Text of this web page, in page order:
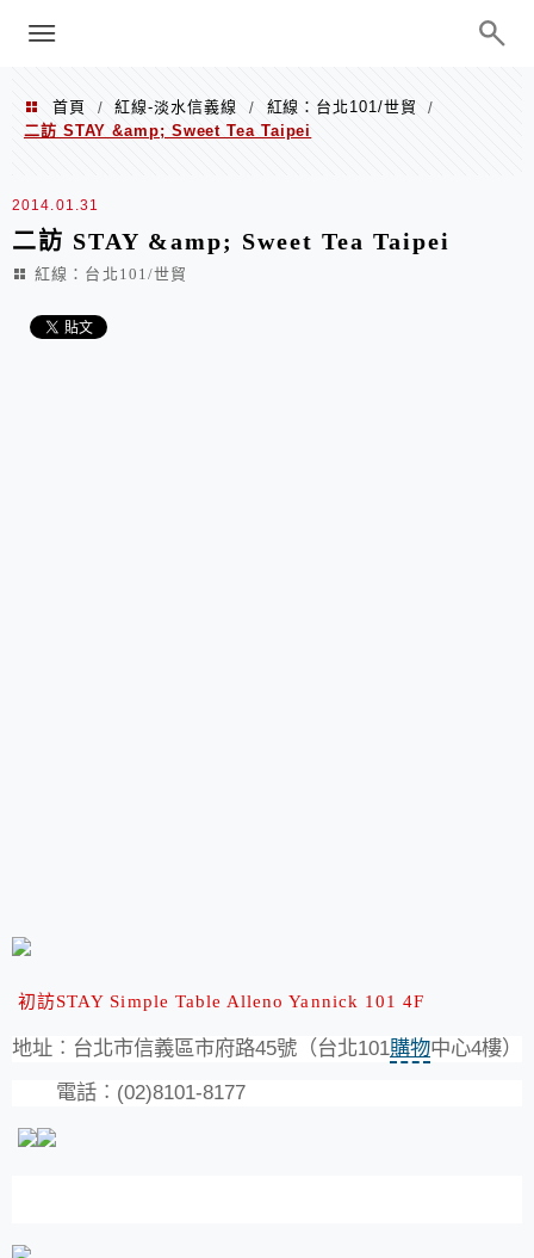
巧、世界走透透
menu
首頁 / 紅線-淡水信義線 / 紅線：台北101/世貿
/
二訪 STAY &amp; Sweet Tea Taipei
2014.01.31
二訪 STAY &amp; Sweet Tea Taipei
紅線：台北101/世貿
初訪STAY Simple Table Alleno Yannick 101 4F
地址︰台北市信義區市府路45號（台北101購物中心4樓）
電話︰(02)8101-8177